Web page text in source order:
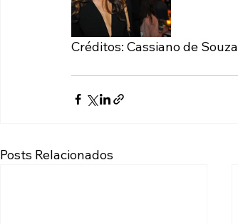
Créditos: Cassiano de Souza
Posts Relacionados